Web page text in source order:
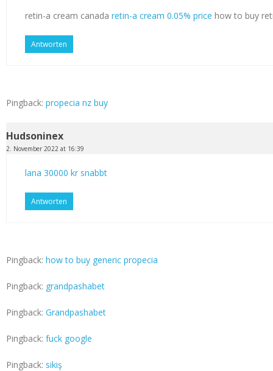
retin-a cream canada retin-a cream 0.05% price how to buy
Antworten
Pingback: propecia nz buy
Hudsoninex
2. November 2022 at 16:39
lana 30000 kr snabbt
Antworten
Pingback: how to buy generic propecia
Pingback: grandpashabet
Pingback: Grandpashabet
Pingback: fuck google
Pingback: sikiş